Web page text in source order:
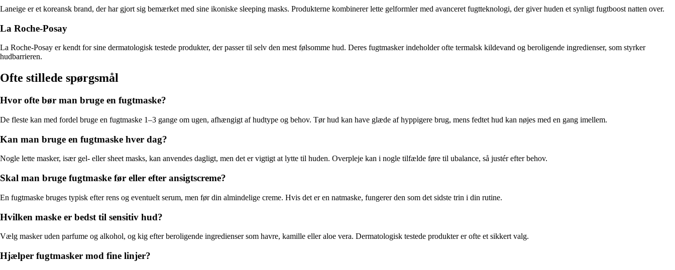
Laneige er et koreansk brand, der har gjort sig bemærket med sine ikoniske sleeping masks. Produkterne kombinerer lette gelformler med avanceret fugtteknologi, der giver huden et synligt fugtboost natten over.
La Roche-Posay
La Roche-Posay er kendt for sine dermatologisk testede produkter, der passer til selv den mest følsomme hud. Deres fugtmasker indeholder ofte termalsk kildevand og beroligende ingredienser, som styrker
hudbarrieren.
Ofte stillede spørgsmål
Hvor ofte bør man bruge en fugtmaske?
De fleste kan med fordel bruge en fugtmaske 1–3 gange om ugen, afhængigt af hudtype og behov. Tør hud kan have glæde af hyppigere brug, mens fedtet hud kan nøjes med en gang imellem.
Kan man bruge en fugtmaske hver dag?
Nogle lette masker, især gel- eller sheet masks, kan anvendes dagligt, men det er vigtigt at lytte til huden. Overpleje kan i nogle tilfælde føre til ubalance, så justér efter behov.
Skal man bruge fugtmaske før eller efter ansigtscreme?
En fugtmaske bruges typisk efter rens og eventuelt serum, men før din almindelige creme. Hvis det er en natmaske, fungerer den som det sidste trin i din rutine.
Hvilken maske er bedst til sensitiv hud?
Vælg masker uden parfume og alkohol, og kig efter beroligende ingredienser som havre, kamille eller aloe vera. Dermatologisk testede produkter er ofte et sikkert valg.
Hjælper fugtmasker mod fine linjer?